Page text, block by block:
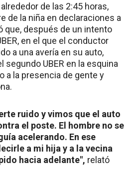
de las 2:45 horas,
de la niña en declaraciones a
que, después de un intento
en el que el conductor
a una avería en su auto,
segundo UBER en la esquina
a la presencia de gente y
ruido y vimos que el auto
el poste. El hombre no se
acelerando. En ese
a mi hija y a la vecina
hacia adelante", relató